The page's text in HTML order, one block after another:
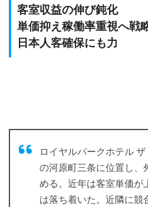
客室収益の伸び鈍化
単価抑え稼働率重視へ戦
日本人客確保にも力
ロイヤルパークホテル
の河原町三条に位置し、
める。近年は客室単価が
は落ち着いた。近隣に競